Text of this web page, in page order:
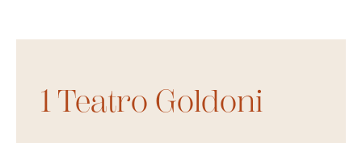
1 Teatro Goldoni